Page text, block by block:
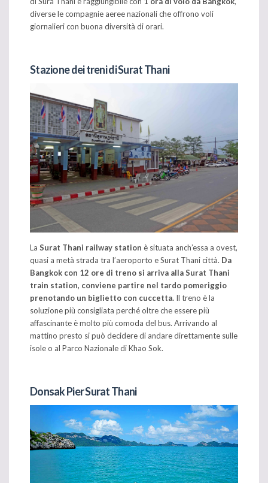
diverse le compagnie aeree nazionali che offrono voli
giornalieri con buona diversità di orari.
Stazione dei treni di Surat Thani
La Surat Thani railway station è situata anch’essa a ovest,
quasi a metà strada tra l’aeroporto e Surat Thani città. Da
Bangkok con 12 ore di treno si arriva alla Surat Thani
train station, conviene partire nel tardo pomeriggio
prenotando un biglietto con cuccetta. Il treno è la
soluzione più consigliata perché oltre che essere più
affascinante è molto più comoda del bus. Arrivando al
mattino presto si può decidere di andare direttamente sulle
isole o al Parco Nazionale di Khao Sok.
Donsak Pier Surat Thani